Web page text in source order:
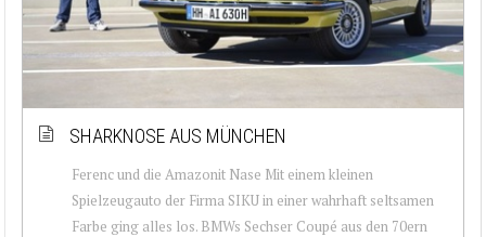
SHARKNOSE AUS MÜNCHEN
Ferenc und die Amazonit Nase Mit einem kleinen
Spielzeugauto der Firma SIKU in einer wahrhaft seltsamen
Farbe ging alles los. BMWs Sechser Coupé aus den 70ern